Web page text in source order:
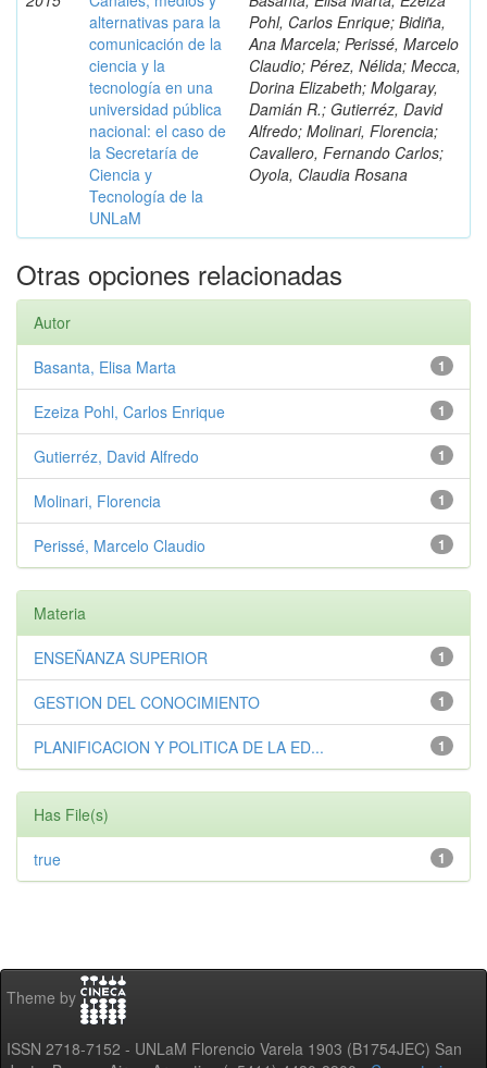
alternativas para la
comunicación de la
ciencia y la
tecnología en una
universidad pública
nacional: el caso de
la Secretaría de
Ciencia y
Tecnología de la
UNLaM
Pohl, Carlos Enrique; Bidiña,
Ana Marcela; Perissé, Marcelo
Claudio; Pérez, Nélida; Mecca,
Dorina Elizabeth; Molgaray,
Damián R.; Gutierréz, David
Alfredo; Molinari, Florencia;
Cavallero, Fernando Carlos;
Oyola, Claudia Rosana
Otras opciones relacionadas
Autor
1
Basanta, Elisa Marta
1
Ezeiza Pohl, Carlos Enrique
1
Gutierréz, David Alfredo
1
Molinari, Florencia
1
Perissé, Marcelo Claudio
Materia
1
ENSEÑANZA SUPERIOR
1
GESTION DEL CONOCIMIENTO
1
PLANIFICACION Y POLITICA DE LA ED...
Has File(s)
1
true
Theme by
ISSN 2718-7152 - UNLaM Florencio Varela 1903 (B1754JEC) San